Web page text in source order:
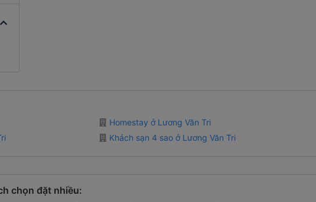
Homestay ở Lương Văn Tri
Khách sạn 4 sao ở Lương Văn Tri
chọn đặt nhiều: